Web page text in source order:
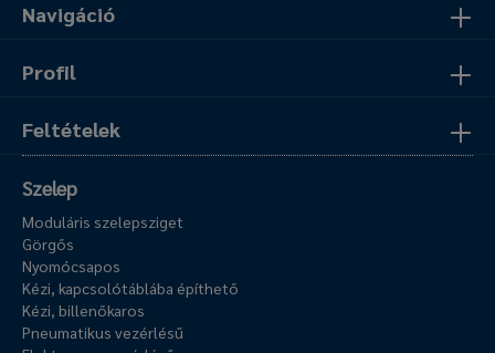
Navigáció
Profil
Feltételek
Szelep
Moduláris szelepsziget
Görgős
Nyomócsapos
Kézi, kapcsolótáblába építhető
Kézi, billenőkaros
Pneumatikus vezérlésű